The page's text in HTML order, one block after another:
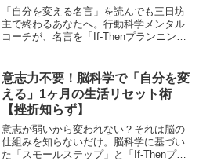
「自分を変える名言」を読んでも三日坊
主で終わるあなたへ。行動科学メンタル
コーチが、名言を「If-Thenプランニン
的メソッドを解説します。
意志力不要！脳科学で「自分を変
える」1ヶ月の生活リセット術
【挫折知らず】
意志が弱いから変われない？それは脳の
仕組みを知らないだけ。脳科学に基づい
た「スモールステップ」と「If-Thenプラ